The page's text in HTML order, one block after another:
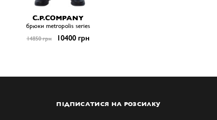
C.P.COMPANY
брюки metropolis series
14850 грн 10400 грн
ПІДПИСАТИСЯ НА РОЗСИЛКУ